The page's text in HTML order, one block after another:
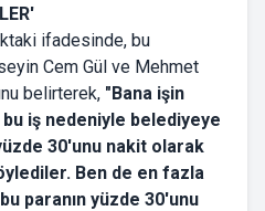
ifadesinde, bu
Cem Gül ve Mehmet
belirterek, "Bana işin
iş nedeniyle belediyeye
30'unu nakit olarak
Ben de en fazla
paranın yüzde 30'unu